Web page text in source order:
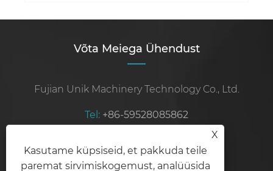
Võta Meiega Ühendust
Fujian Unik Machinery Technology Co., Ltd.
Tel: +86-59528085862
E-post:sales@unikmachinery.com
X
Kasutame küpsiseid, et pakkuda teile
paremat sirvimiskogemust, analüüsida